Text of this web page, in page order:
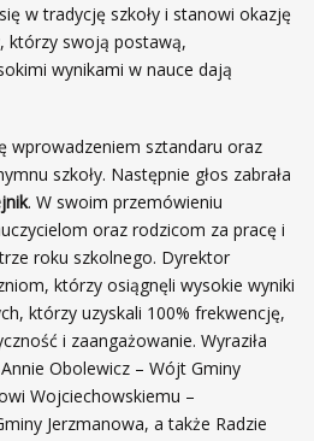
w tradycję szkoły i stanowi okazję
którzy swoją postawą,
wynikami w nauce dają
wprowadzeniem sztandaru oraz
szkoły. Następnie głos zabrała
. W swoim przemówieniu
oraz rodzicom za pracę i
roku szkolnego. Dyrektor
którzy osiągnęli wysokie wyniki
którzy uzyskali 100% frekwencję,
i zaangażowanie. Wyraziła
Obolewicz – Wójt Gminy
Wojciechowskiemu –
Jerzmanowa, a także Radzie